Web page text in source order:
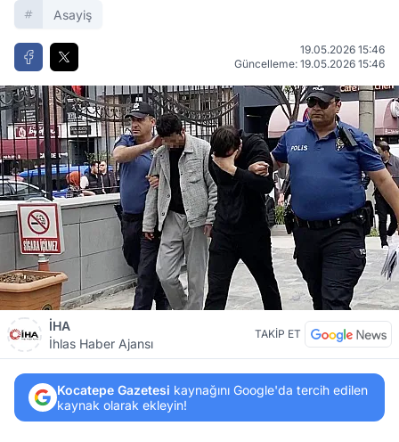
Asayiş
19.05.2026 15:46
Güncelleme: 19.05.2026 15:46
İHA
İhlas Haber Ajansı
TAKİP ET
Kocatepe Gazetesi kaynağını Google'da tercih edilen
kaynak olarak ekleyin!